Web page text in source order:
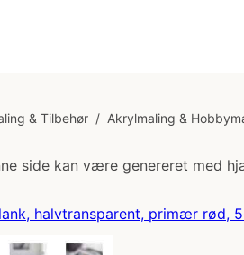
& Tilbehør / Akrylmaling &
side kan være genereret med